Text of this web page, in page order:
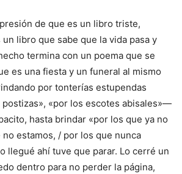
de que es un libro triste,
libro que sabe que la vida pasa y
termina con un poema que se
es una fiesta y un funeral al mismo
por tonterías estupendas
«por los escotes abisales»—
hasta brindar «por los que ya no
estamos, / por los que nunca
llegué ahí tuve que parar. Lo cerré un
dentro para no perder la página,